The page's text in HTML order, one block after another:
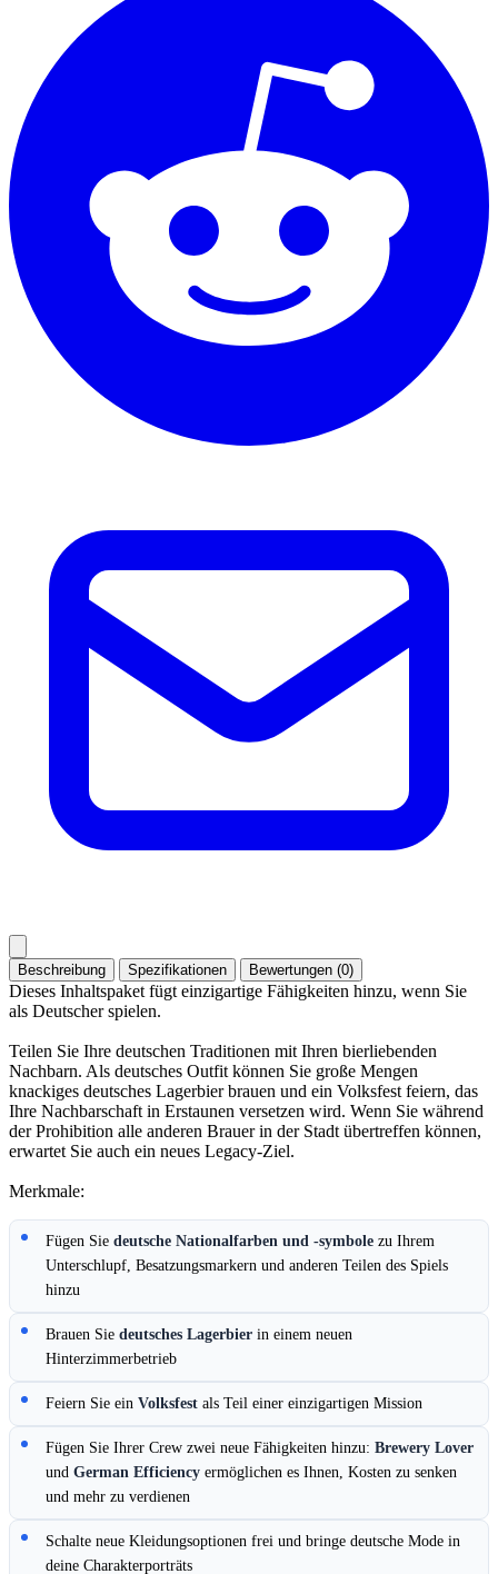
Beschreibung Spezifikationen Bewertungen (0)
Dieses Inhaltspaket fügt einzigartige Fähigkeiten hinzu, wenn Sie
als Deutscher spielen.
Teilen Sie Ihre deutschen Traditionen mit Ihren bierliebenden
Nachbarn. Als deutsches Outfit können Sie große Mengen
knackiges deutsches Lagerbier brauen und ein Volksfest feiern, das
Ihre Nachbarschaft in Erstaunen versetzen wird. Wenn Sie während
der Prohibition alle anderen Brauer in der Stadt übertreffen können,
erwartet Sie auch ein neues Legacy-Ziel.
Merkmale:
Fügen Sie deutsche Nationalfarben und -symbole zu Ihrem
Unterschlupf, Besatzungsmarkern und anderen Teilen des Spiels
hinzu
Brauen Sie deutsches Lagerbier in einem neuen
Hinterzimmerbetrieb
Feiern Sie ein Volksfest als Teil einer einzigartigen Mission
Fügen Sie Ihrer Crew zwei neue Fähigkeiten hinzu: Brewery Lover
und German Efficiency ermöglichen es Ihnen, Kosten zu senken
und mehr zu verdienen
Schalte neue Kleidungsoptionen frei und bringe deutsche Mode in
deine Charakterporträts